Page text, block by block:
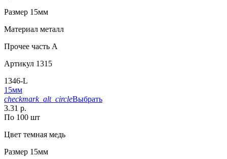
Размер 15мм
Материал металл
Прочее часть A
Артикул 1315
1346-L
15мм
checkmark_alt_circleВыбрать
3.31 р.
По 100 шт
Цвет темная медь
Размер 15мм